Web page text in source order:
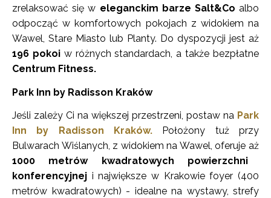
zrelaksować się w eleganckim barze Salt&Co albo
odpocząć w komfortowych pokojach z widokiem na
Wawel, Stare Miasto lub Planty. Do dyspozycji jest aż
196 pokoiw różnych standardach, a także bezpłatne
Centrum Fitness.
Park Inn by Radisson Kraków
Jeśli zależy Ci na większej przestrzeni, postaw na Park
Inn by Radisson Kraków.
Położony tuż przy
Bulwarach Wiślanych, z widokiem na Wawel, oferuje aż
1000 metrów kwadratowych powierzchni
konferencyjnej i największe w Krakowie foyer (400
metrów kwadratowych) - idealne na wystawy, strefy